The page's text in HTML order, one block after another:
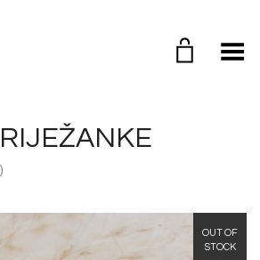
Toggle Menu
OUT OF
STOCK